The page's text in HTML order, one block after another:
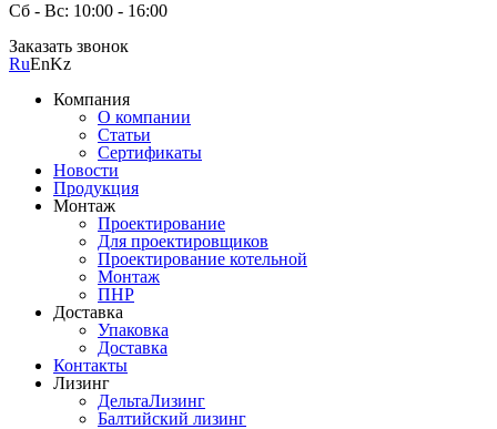
Сб - Вс: 10:00 - 16:00
Заказать звонок
RuEnKz
Компания
О компании
Статьи
Сертификаты
Новости
Продукция
Монтаж
Проектирование
Для проектировщиков
Проектирование котельной
Монтаж
ПНР
Доставка
Упаковка
Доставка
Контакты
Лизинг
ДельтаЛизинг
Балтийский лизинг